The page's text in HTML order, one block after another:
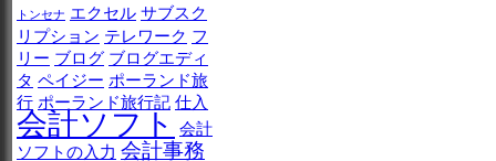
トンセナ エクセル サブスク
リプション テレワーク フ
リー ブログ ブログエディ
タ ペイジー ポーランド旅
行 ポーランド旅行記 仕入
会計ソフト
会計
ソフトの入力 会計事務